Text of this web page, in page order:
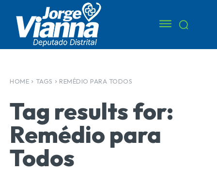
HOME TAGS REMÉDIO PARA TODOS
Tag results for:
Remédio para
Todos